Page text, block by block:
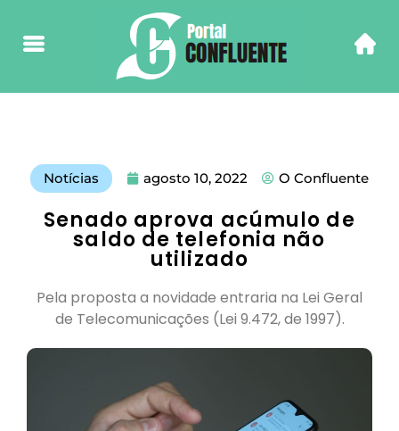
Notícias agosto 10, 2022 O Confluente
Senado aprova acúmulo de
saldo de telefonia não
utilizado
Pela proposta a novidade entraria na Lei Geral
de Telecomunicações (Lei 9.472, de 1997).